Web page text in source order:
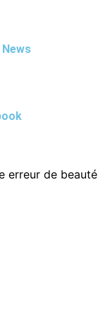
erreur de beauté